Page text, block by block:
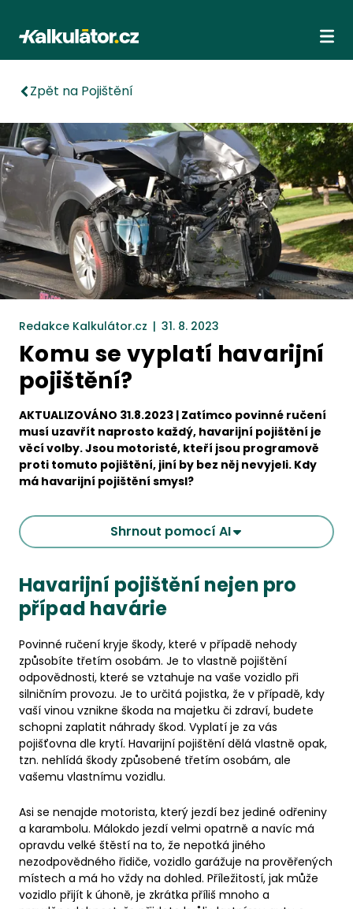
Kalkulátor.cz
Zpět na Pojištění
Redakce Kalkulátor.cz | 31. 8. 2023
Komu se vyplatí havarijní
pojištění?
AKTUALIZOVÁNO 31.8.2023 | Zatímco povinné ručení
musí uzavřít naprosto každý, havarijní pojištění je
věcí volby. Jsou motoristé, kteří jsou programově
proti tomuto pojištění, jiní by bez něj nevyjeli. Kdy
má havarijní pojištění smysl?
Shrnout pomocí AI
Havarijní pojištění nejen pro
případ havárie
Povinné ručení kryje škody, které v případě nehody
způsobíte třetím osobám. Je to vlastně pojištění
odpovědnosti, které se vztahuje na vaše vozidlo při
silničním provozu. Je to určitá pojistka, že v případě, kdy
vaší vinou vznikne škoda na majetku či zdraví, budete
schopni zaplatit náhrady škod. Vyplatí je za vás
pojišťovna dle krytí. Havarijní pojištění dělá vlastně opak,
tzn. nehlídá škody způsobené třetím osobám, ale
vašemu vlastnímu vozidlu.
Asi se nenajde motorista, který jezdí bez jediné odřeniny
a karambolu. Málokdo jezdí velmi opatrně a navíc má
opravdu velké štěstí na to, že nepotká jiného
nezodpovědného řidiče, vozidlo garážuje na prověřených
místech a má ho vždy na dohled. Příležitostí, jak může
vozidlo přijít k úhoně, je zkrátka příliš mnoho a